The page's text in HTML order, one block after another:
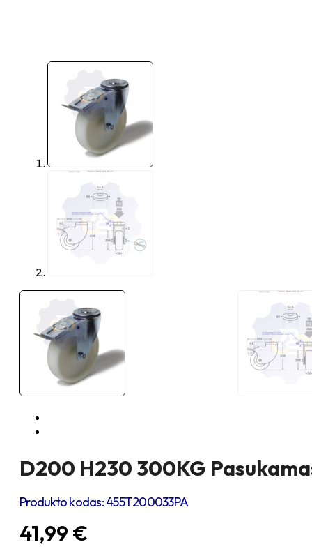
D200 H230 300KG
Produkto kodas:455T200033PA
41,99 €